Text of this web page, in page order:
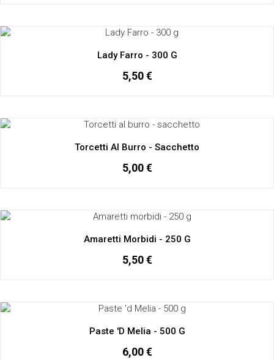
Lady Farro - 300 G
5,50 €
Torcetti Al Burro - Sacchetto
5,00 €
Amaretti Morbidi - 250 G
5,50 €
Paste 'd Melia - 500 G
6,00 €